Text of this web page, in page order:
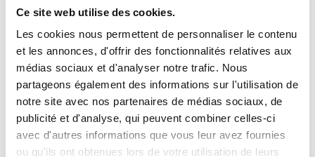
Ce site web utilise des cookies.
Les cookies nous permettent de personnaliser le contenu
et les annonces, d'offrir des fonctionnalités relatives aux
médias sociaux et d'analyser notre trafic. Nous
partageons également des informations sur l'utilisation de
notre site avec nos partenaires de médias sociaux, de
publicité et d'analyse, qui peuvent combiner celles-ci
avec d'autres informations que vous leur avez fournies
ou qu'ils ont obtenues lors de votre utilisation de leurs
* Champs obligatoires
Envoyer